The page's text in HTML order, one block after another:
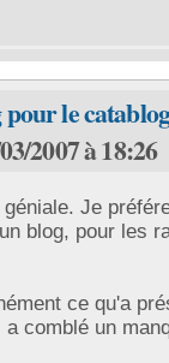
le
2007 à 18:26
Je
blog, pour les
ce qu'a
comblé un